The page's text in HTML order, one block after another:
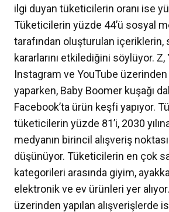
ilgi duyan tüketicilerin oranı ise
Tüketicilerin yüzde 44’ü sosyal
tarafından oluşturulan içeriklerin,
kararlarını etkilediğini söylüyor. Z,
Instagram ve YouTube üzerinden
yaparken, Baby Boomer kuşağı
Facebook’ta ürün keşfi yapıyor.
tüketicilerin yüzde 81’i, 2030
medyanın birincil alışveriş noktası
düşünüyor. Tüketicilerin en çok
kategorileri arasında giyim,
elektronik ve ev ürünleri yer
üzerinden yapılan alışverişlerde